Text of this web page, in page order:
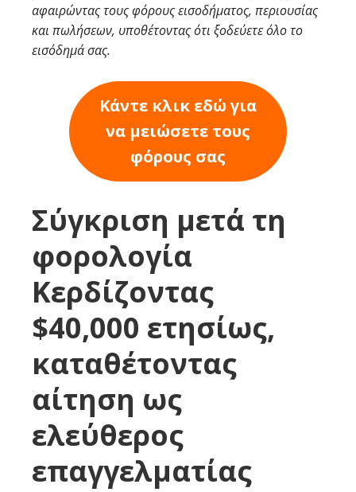
αφαιρώντας τους φόρους εισοδήματος, περιουσίας
και πωλήσεων, υποθέτοντας ότι ξοδεύετε όλο το
εισόδημά σας.
Κάντε κλικ εδώ για
να μειώσετε τους
φόρους σας
Σύγκριση μετά τη
φορολογία
Κερδίζοντας
$40,000 ετησίως,
καταθέτοντας
αίτηση ως
ελεύθερος
επαγγελματίας